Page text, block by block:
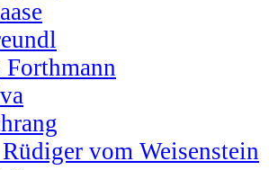
Forthmann
vom Weisenstein